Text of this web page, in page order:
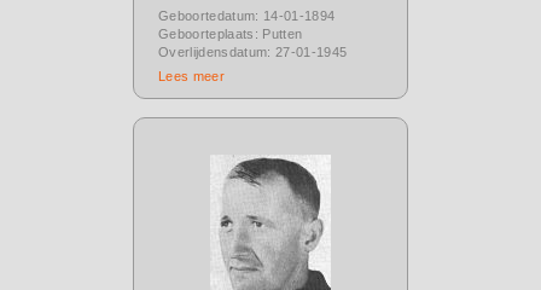
Geboortedatum: 14-01-1894
Geboorteplaats: Putten
Overlijdensdatum: 27-01-1945
Lees meer